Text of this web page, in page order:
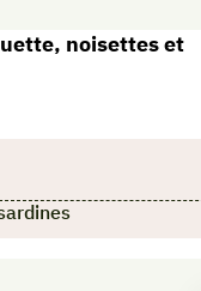
noisettes et